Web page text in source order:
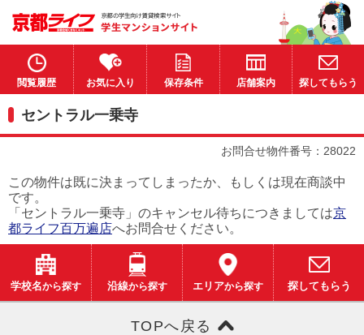
閲覧履歴 お気に入り 保存条件 店舗案内 探してもらう
セントラル一乗寺
お問合せ物件番号：28022
この物件は既に決まってしまったか、もしくは現在商談中
です。
「セントラル一乗寺」のキャンセル待ちにつきましては京
都ライフ百万遍店へお問合せください。
学校名から探す 沿線から探す エリアから探す 探してもらう
TOPへ戻る